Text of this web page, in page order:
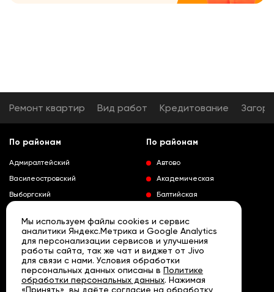
Ремонт квартир Вид работ Кредитование
По районам
Адмиралтейский
Василеостровский
Выборгский
Колпинский
Красногвардейский
Краносельский
Кронштадтский
Курортный
Развернуть
По районам
Автово
Академическая
Балтийская
Выборгская
Гражданский проспект
Девяткино
Кировский завод
Ленинский проспект
Мы используем файлы cookies и сервис
аналитики Яндекс.Метрика и Google Analytics
для персонализации сервисов и улучшения
работы сайта, так же чат и виджет от Jivo
для связи с нами. Условия обработки
персональных данных описаны в Политике
обработки персональных данных. Нажимая
«Принять», вы даёте согласие на обработку